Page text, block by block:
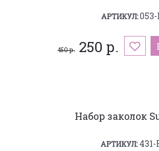
АРТИКУЛ:053-
450 р.250 р.
Набор заколок
АРТИКУЛ:431-